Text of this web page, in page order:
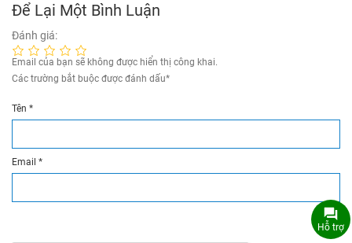
Để Lại Một Bình Luận
Đánh giá:
Email của bạn sẽ không được hiển thị công khai.
Các trường bắt buộc được đánh dấu*
Tên *
Email *
Hỗ trợ